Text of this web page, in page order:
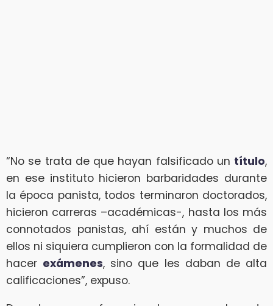
“No se trata de que hayan falsificado un título,
en ese instituto hicieron barbaridades durante
la época panista, todos terminaron doctorados,
hicieron carreras –académicas-, hasta los más
connotados panistas, ahí están y muchos de
ellos ni siquiera cumplieron con la formalidad de
hacer exámenes, sino que les daban de alta
calificaciones”, expuso.